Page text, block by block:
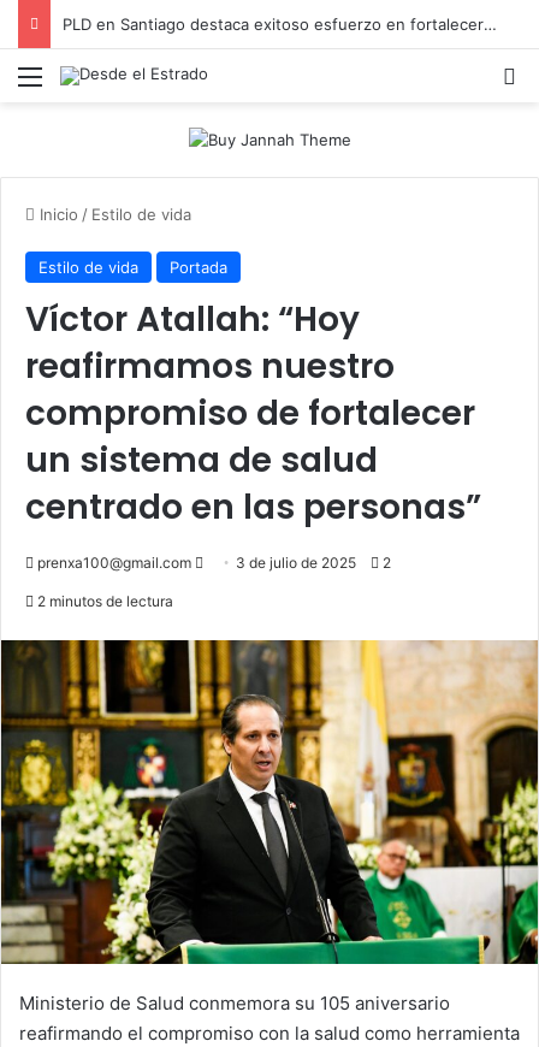
PLD en Santiago destaca exitoso esfuerzo en fortalecer su estructura y contacto con las comunidades
Menú
Inicio / Estilo de vida
Estilo de vida Portada
Víctor Atallah: “Hoy
reafirmamos nuestro
compromiso de fortalecer
un sistema de salud
centrado en las personas”
prenxa100@gmail.com
Send 3 de julio de 2025 2
2 minutos de lectura
Ministerio de Salud conmemora su 105 aniversario
reafirmando el compromiso con la salud como herramienta